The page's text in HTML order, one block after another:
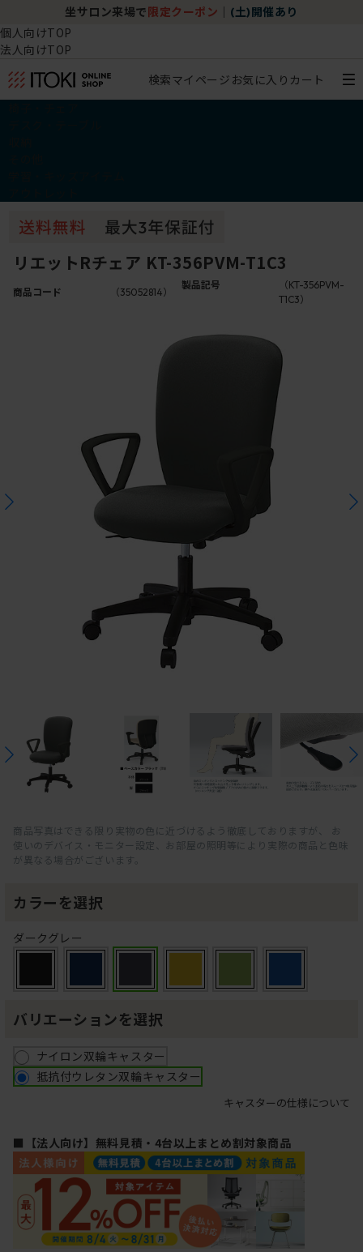
坐サロン来場で 限定クーポン (土)開催あり
個人向けTOP
法人向けTOP
検索マイページ お気に入り カート
リエットRチェア KT-356PVM-T1C3
商品コード （35052814）
製品記号
（KT-356PVM-
T1C3）
商品写真はできる限り実物の色に近づけるよう徹底しておりますが、 お
使いのデバイス・モニター設定、お部屋の照明等により実際の商品と色味
が異なる場合がございます。
カラーを選択
ダークグレー
バリエーションを選択
ナイロン双輪キャスター
抵抗付ウレタン双輪キャスター
キャスターの仕様について
■【法人向け】無料見積・4台以上まとめ割対象商品